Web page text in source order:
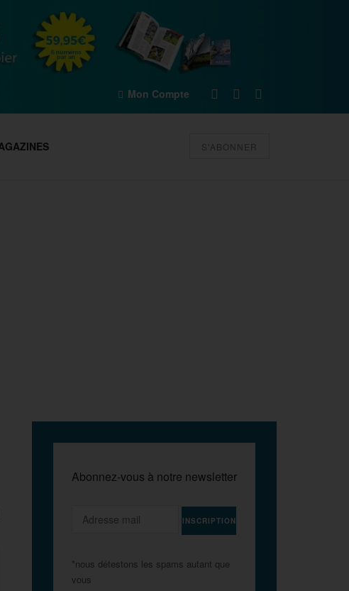
Mon Compte
S'ABONNER
Abonnez-vous à notre newsletter
*nous détestons les spams autant que
vous